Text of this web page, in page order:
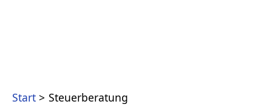
Start Steuerberatung